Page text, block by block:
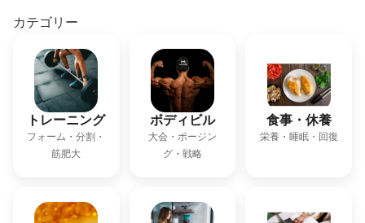
カテゴリー
トレーニング
フォーム・分割・
筋肥大
ボディビル
大会・ポージン
グ・戦略
食事・休養
栄養・睡眠・回復